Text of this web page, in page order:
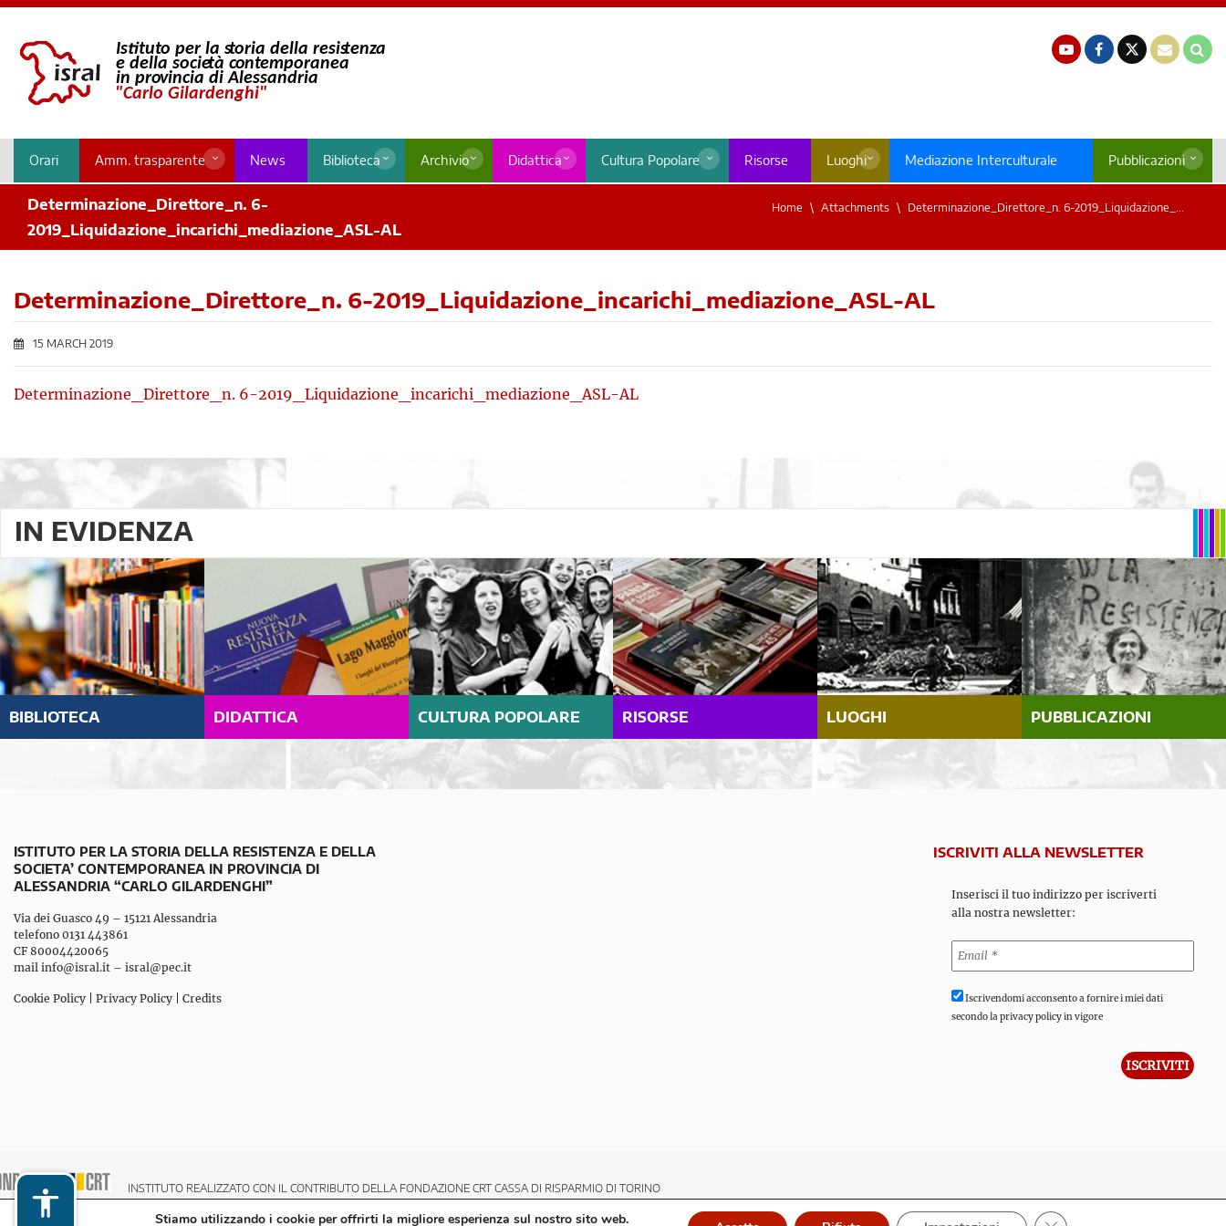
Orari Amm. trasparente News Biblioteca Archivio Didattica Cultura Popolare Risorse Luoghi Mediazione Interculturale Pubblicazioni
Determinazione_Direttore_n. 6-
2019_Liquidazione_incarichi_mediazione_ASL-AL
Home Attachments Determinazione_Direttore_n. 6-2019_Liquidazione_...
Determinazione_Direttore_n. 6-2019_Liquidazione_incarichi_mediazione_ASL-AL
15 MARCH 2019
Determinazione_Direttore_n. 6-2019_Liquidazione_incarichi_mediazione_ASL-AL
IN EVIDENZA
BIBLIOTECA DIDATTICA CULTURA POPOLARE RISORSE LUOGHI PUBBLICAZIONI
ISTITUTO PER LA STORIA DELLA RESISTENZA E DELLA
SOCIETA’ CONTEMPORANEA IN PROVINCIA DI
ALESSANDRIA “CARLO GILARDENGHI”
Via dei Guasco 49 – 15121 Alessandria
telefono 0131 443861
CF 80004420065
mail info@isral.it – isral@pec.it
Cookie Policy Privacy Policy Credits
ISCRIVITI ALLA NEWSLETTER
Inserisci il tuo indirizzo per iscriverti
alla nostra newsletter:
Iscrivendomi acconsento a fornire i miei dati
secondo la privacy policy in vigore
INSTITUTO REALIZZATO CON IL CONTRIBUTO DELLA FONDAZIONE CRT CASSA DI RISPARMIO DI TORINO
Stiamo utilizzando i cookie per offrirti la migliore esperienza sul nostro sito web. Close GDPR Cookie Banner